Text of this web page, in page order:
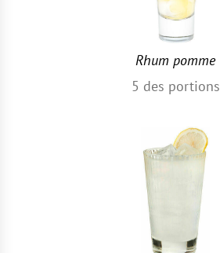
Rhum pomme
5 des portions